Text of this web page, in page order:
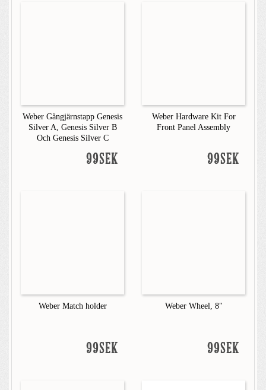
Weber Gångjärnstapp Genesis
Silver A, Genesis Silver B
Och Genesis Silver C
99SEK
Weber Hardware Kit For
Front Panel Assembly
99SEK
Weber Match holder
99SEK
Weber Wheel, 8"
99SEK